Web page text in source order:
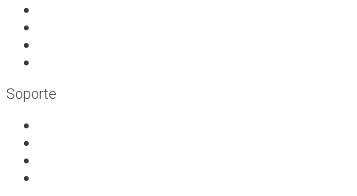
Soporte